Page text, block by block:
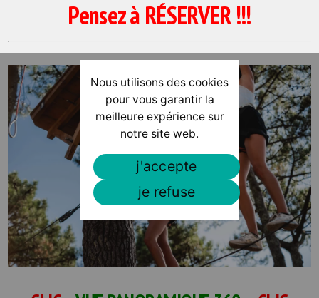
Pensez à RÉSERVER !!!
Nous utilisons des cookies
pour vous garantir la
meilleure expérience sur
notre site web.
j'accepte
je refuse